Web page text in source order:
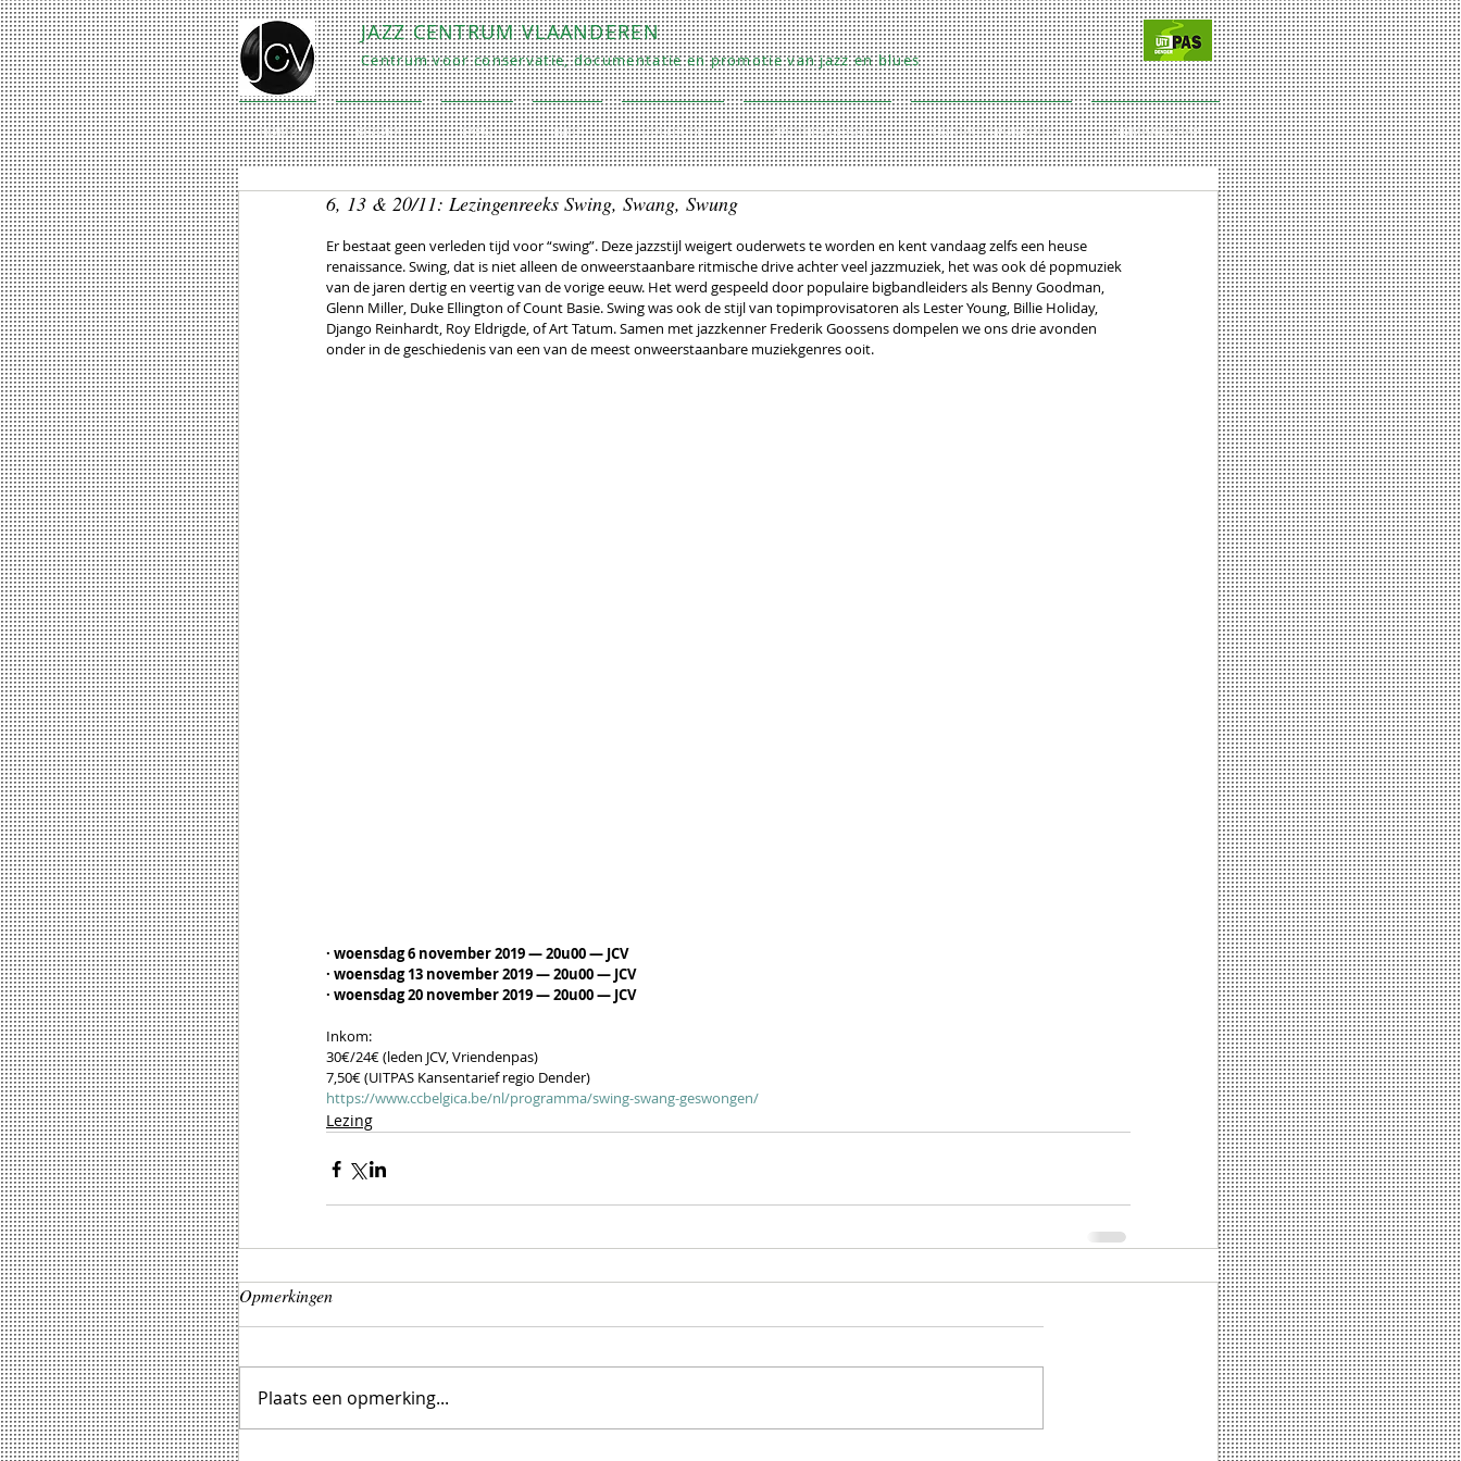
JAZZ CENTRUM VLAANDEREN
Centrum voor conservatie, documentatie en promotie van jazz en blues
HOME BEZOEK EXPO INFO COLLECTIE REPETITIES/LESSEN CONTACT/SPONSORS LIDMAATSCHAP
6, 13 & 20/11: Lezingenreeks Swing, Swang, Swung
Er bestaat geen verleden tijd voor “swing”. Deze jazzstijl weigert ouderwets te worden en kent vandaag zelfs een heuse
renaissance. Swing, dat is niet alleen de onweerstaanbare ritmische drive achter veel jazzmuziek, het was ook dé popmuziek
van de jaren dertig en veertig van de vorige eeuw. Het werd gespeeld door populaire bigbandleiders als Benny Goodman,
Glenn Miller, Duke Ellington of Count Basie. Swing was ook de stijl van topimprovisatoren als Lester Young, Billie Holiday,
Django Reinhardt, Roy Eldrigde, of Art Tatum. Samen met jazzkenner Frederik Goossens dompelen we ons drie avonden
onder in de geschiedenis van een van de meest onweerstaanbare muziekgenres ooit.
· woensdag 6 november 2019 — 20u00 — JCV
· woensdag 13 november 2019 — 20u00 — JCV
· woensdag 20 november 2019 — 20u00 — JCV
Inkom:
30€/24€ (leden JCV, Vriendenpas)
7,50€ (UITPAS Kansentarief regio Dender)
https://www.ccbelgica.be/nl/programma/swing-swang-geswongen/
Lezing
Opmerkingen
Plaats een opmerking...